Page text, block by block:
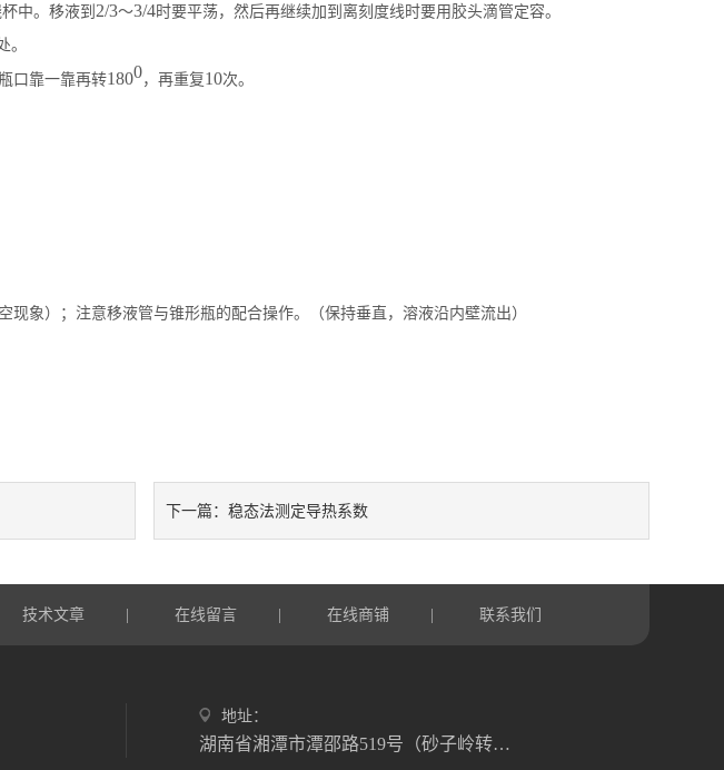
中。移液到 2/3～3/4时要平荡，然后再继续加到离刻度线时要用胶头滴管定容。
。
口靠一靠再转1800，再重复 10次。
现象）；注意移液管与锥形瓶的配合操作。（保持垂直，溶液沿内壁流出）
下一篇：稳态法测定导热系数
技术文章 在线留言 在线商铺 联系我们
地址：
湖南省湘潭市潭邵路519号（砂子岭转盘往湘乡方向1.2公里）